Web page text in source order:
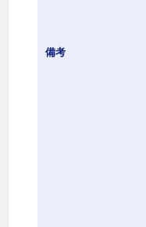
備考